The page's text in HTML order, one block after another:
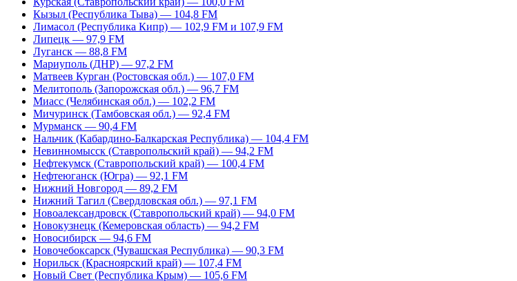
Кызыл (Республика Тыва) — 104,8 FM
Лимасол (Республика Кипр) — 102,9 FM и 107,9 FM
Липецк — 97,9 FM
Луганск — 88,8 FM
Мариуполь (ДНР) — 97,2 FM
Матвеев Курган (Ростовская обл.) — 107,0 FM
Мелитополь (Запорожская обл.) — 96,7 FM
Миасс (Челябинская обл.) — 102,2 FM
Мичуринск (Тамбовская обл.) — 92,4 FM
Мурманск — 90,4 FM
Нальчик (Кабардино-Балкарская Республика) — 104,4 FM
Невинномысск (Ставропольский край) — 94,2 FM
Нефтекумск (Ставропольский край) — 100,4 FM
Нефтеюганск (Югра) — 92,1 FM
Нижний Новгород — 89,2 FM
Нижний Тагил (Свердловская обл.) — 97,1 FM
Новоалександровск (Ставропольский край) — 94,0 FM
Новокузнецк (Кемеровская область) — 94,2 FM
Новосибирск — 94,6 FM
Новочебоксарск (Чувашская Республика) — 90,3 FM
Норильск (Красноярский край) — 107,4 FM
Новый Свет (Республика Крым) — 105,6 FM